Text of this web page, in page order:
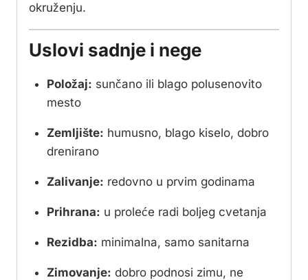
okruženju.
Uslovi sadnje i nege
Položaj: sunčano ili blago polusenovito
mesto
Zemljište: humusno, blago kiselo, dobro
drenirano
Zalivanje: redovno u prvim godinama
Prihrana: u proleće radi boljeg cvetanja
Rezidba: minimalna, samo sanitarna
Zimovanje: dobro podnosi zimu, ne